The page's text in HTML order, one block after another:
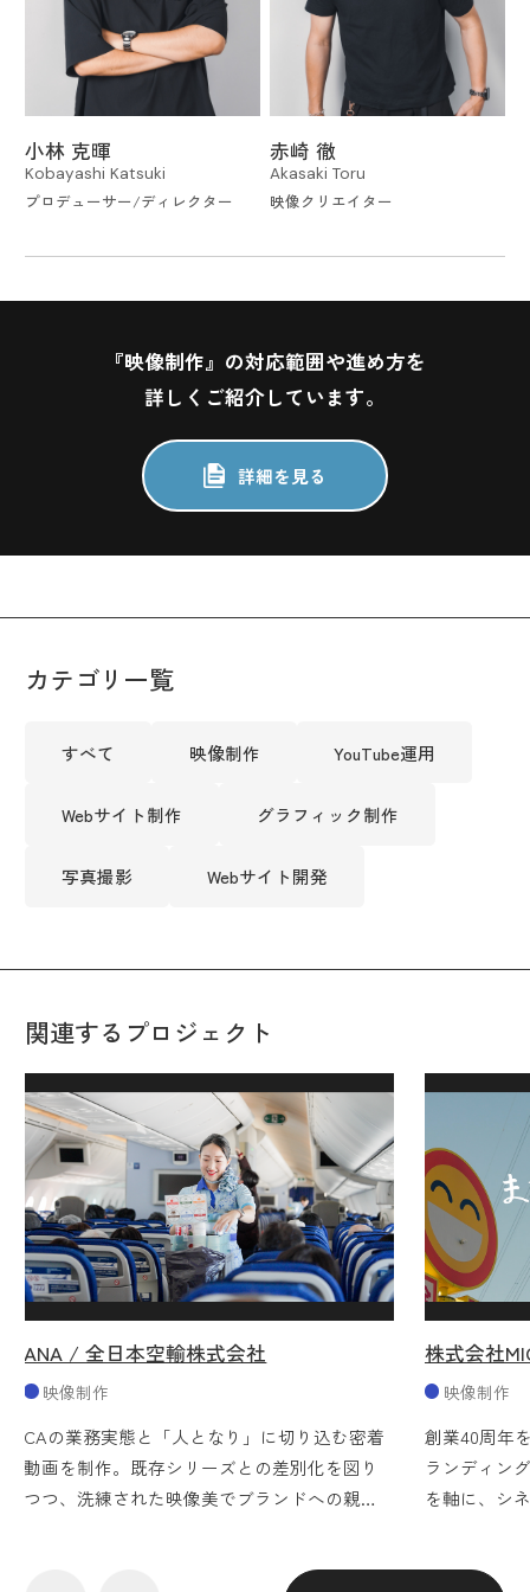
小林 克暉
Kobayashi Katsuki
プロデューサー ディレクター
赤崎 徹
Akasaki Toru
映像クリエイター
『映像制作』の対応範囲や進め方を
詳しくご紹介しています。
詳細を見る
カテゴリ一覧
すべて 映像制作 YouTube運用
Webサイト制作 グラフィック制作
写真撮影 Webサイト開発
関連するプロジェクト
ANA / 全日本空輸株式会社
映像制作
CAの業務実態と「人となり」に切り込む密着
動画を制作。既存シリーズとの差別化を図り
つつ、洗練された映像美でブランドへの親近
株式会社
映像制作
創業40周年
ランディン
を軸に、シ